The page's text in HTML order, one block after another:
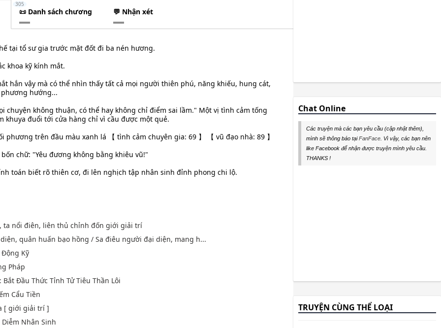
📜 Danh sách chương
305
💬 Nhận xét
tại tổ sư gia trước mặt đốt đi ba nén hương.
khoa kỹ kính mắt.
hắn vậy mà có thể nhìn thấy tất cả mọi người thiên phú, năng khiếu, hung cát,
hướng...
chuyện không thuận, có thể hay không chỉ điểm sai lầm." Một vị tình cảm tống
khuya đuổi tới cửa hàng chỉ vì cầu được một quẻ.
phương trên đầu màu xanh lá 【 tình cảm chuyên gia: 69 】 【 vũ đạo nhà: 89 】
chữ: "Yêu đương không bằng khiêu vũ!"
toán biết rõ thiên cơ, đi lên nghịch tập nhân sinh đỉnh phong chi lộ.
ta nổi điên, liên thủ chỉnh đốn giới giải trí
quân huấn bạo hồng / Sa điêu người đại diện, mang h...
Động Kỹ
Pháp
Bắt Đầu Thức Tỉnh Tử Tiêu Thần Lôi
Cẩu Tiền
[ giới giải trí ]
Nhân Sinh
Chat Online
Các truyện mà các bạn yêu cầu (cập nhật thêm),
mình sẽ thông báo tạiFanFace . Vì vậy, các bạn nên
like Facebook để nhận được truyện mình yêu cầu.
THANKS !
TRUYỆN CÙNG THỂ LOẠI